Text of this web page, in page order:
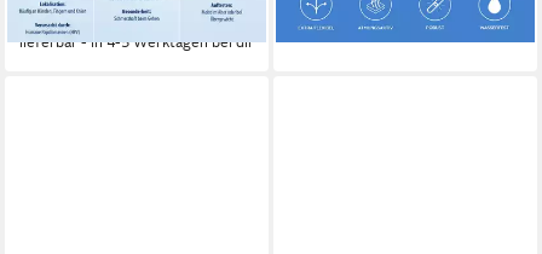
-17%
lieferbar - in 4-5 Werktagen bei dir